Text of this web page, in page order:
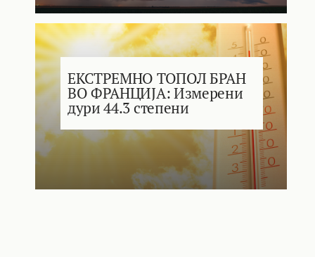
ЕКСТРЕМНО ТОПОЛ БРАН
ВО ФРАНЦИЈА: Измерени
дури 44.3 степени